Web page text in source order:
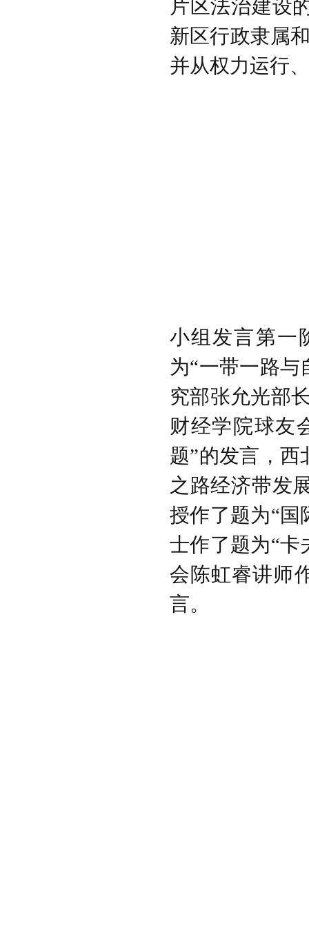
片区法治建设
新区行政隶属
并从权力运行
小组发言第一
为“一带一路
究部张允光部
财经学院球友
题”的发言，
之路经济带发
授作了题为“国
士作了题为“卡
会陈虹睿讲师
言。